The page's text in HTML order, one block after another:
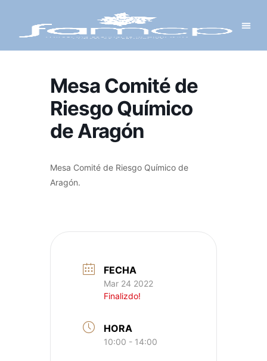
Mesa Comité de
Riesgo Químico
de Aragón
Mesa Comité de Riesgo Químico de
Aragón.
FECHA
Mar 24 2022
Finalizdo!
HORA
10:00 - 14:00